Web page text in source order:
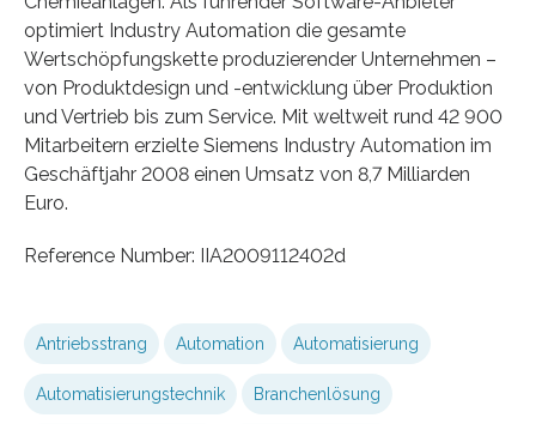
optimiert Industry Automation die gesamte
Wertschöpfungskette produzierender Unternehmen –
von Produktdesign und -entwicklung über Produktion
und Vertrieb bis zum Service. Mit weltweit rund 42 900
Mitarbeitern erzielte Siemens Industry Automation im
Geschäftjahr 2008 einen Umsatz von 8,7 Milliarden
Euro.
Reference Number: IIA2009112402d
Antriebsstrang Automation Automatisierung
Automatisierungstechnik Branchenlösung